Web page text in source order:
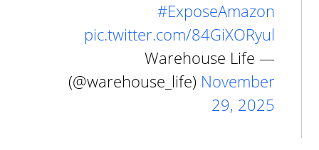
#ExposeAmazon
pic.twitter.com/84GiXORyul
— Warehouse Life
(@warehouse_life) November
29, 2025